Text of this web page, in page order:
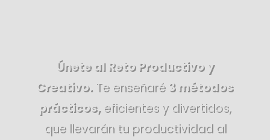
Únete al Reto Productivo y
Creativo.Te enseñaré 3 métodos
prácticos,eficientes y divertidos,
que llevarán tu productividad al